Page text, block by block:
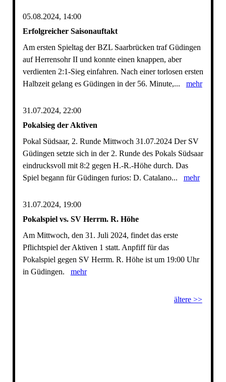
05.08.2024, 14:00
Erfolgreicher Saisonauftakt
Am ersten Spieltag der BZL Saarbrücken traf Güdingen
auf Herrensohr II und konnte einen knappen, aber
verdienten 2:1-Sieg einfahren. Nach einer torlosen ersten
Halbzeit gelang es Güdingen in der 56. Minute,... mehr
31.07.2024, 22:00
Pokalsieg der Aktiven
Pokal Südsaar, 2. Runde Mittwoch 31.07.2024 Der SV
Güdingen setzte sich in der 2. Runde des Pokals Südsaar
eindrucksvoll mit 8:2 gegen H.-R.-Höhe durch. Das
Spiel begann für Güdingen furios: D. Catalano... mehr
31.07.2024, 19:00
Pokalspiel vs. SV Herrm. R. Höhe
Am Mittwoch, den 31. Juli 2024, findet das erste
Pflichtspiel der Aktiven 1 statt. Anpfiff für das
Pokalspiel gegen SV Herrm. R. Höhe ist um 19:00 Uhr
in Güdingen. mehr
ältere >>